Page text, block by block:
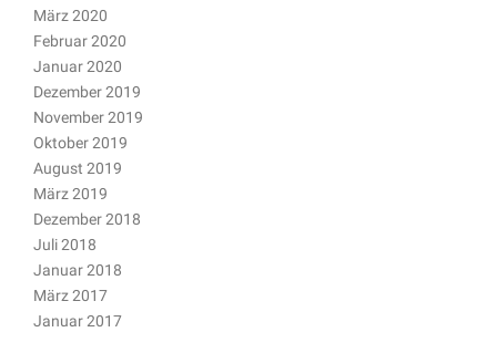
März 2020
Februar 2020
Januar 2020
Dezember 2019
November 2019
Oktober 2019
August 2019
März 2019
Dezember 2018
Juli 2018
Januar 2018
März 2017
Januar 2017